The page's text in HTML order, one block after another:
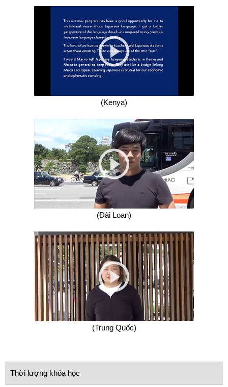
(Kenya)
(Đài Loan)
(Trung Quốc)
Thời lượng khóa học